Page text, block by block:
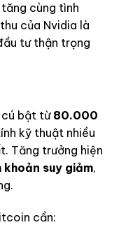
tăng cùng tình
của Nvidia là
tư thận trọng
cú bật từ 80.000
kỹ thuật nhiều
Tăng trưởng hiện
khoản suy giảm,
cần: